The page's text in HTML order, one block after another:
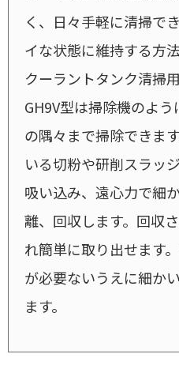
く、日々手軽に清掃で
イな状態に維持する方
クーラントタンク清
GH9V型は掃除機のよ
の隅々まで掃除できま
いる切粉や研削スラッ
吸い込み、遠心力で細
離、回収します。回収
れ簡単に取り出せます
が必要ないうえに細か
ます。